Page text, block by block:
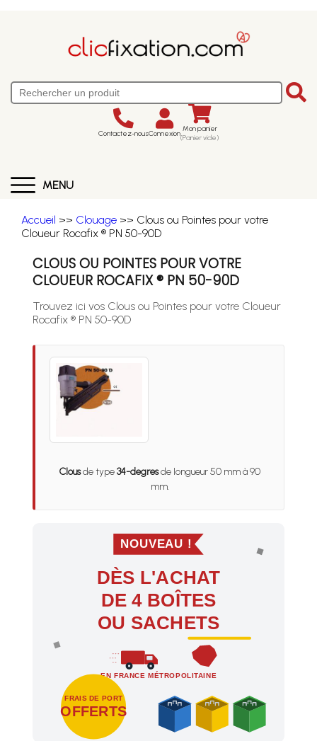
Contactez-nousConnexion Mon panier
(Panier vide)
MENU
Accueil >> Clouage >> Clous ou Pointes pour votre
Cloueur Rocafix ® PN 50-90D
CLOUS OU POINTES POUR VOTRE
CLOUEUR ROCAFIX ® PN 50-90D
Trouvez ici vos Clous ou Pointes pour votre Cloueur
Rocafix ® PN 50-90D
Clousde type34-degresde longueur 50 mm à 90
mm.
NOUVEAU !
DÈS L'ACHAT
DE 4 BOÎTES
OU SACHETS
EN FRANCE MÉTROPOLITAINE
FRAIS DE PORT
OFFERTS